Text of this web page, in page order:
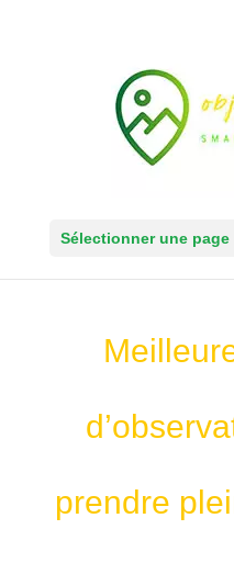
Sélectionner une page
prendre